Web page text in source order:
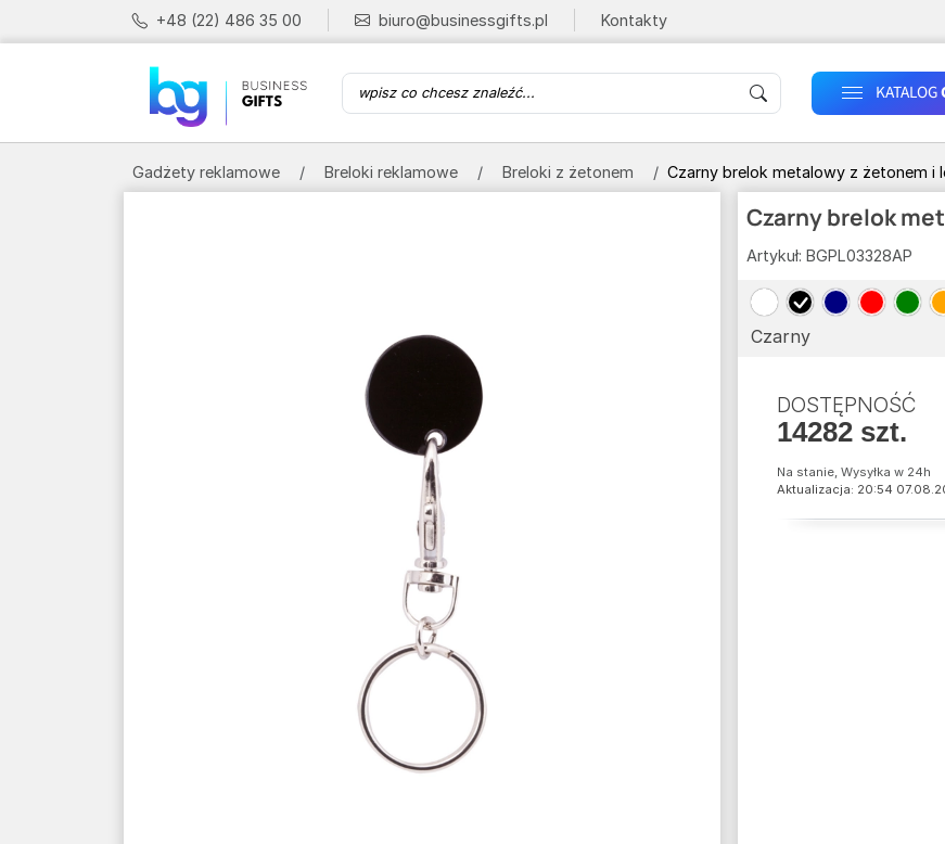
+48 (22) 486 35 00 biuro@businessgifts.pl Kontakty
KATALOG
Gadżety reklamowe Breloki reklamowe Breloki z żetonem Czarny brelok metalowy z żetonem i
Czarny brelok
Artykuł: BGPL03328AP
Czarny
DOSTĘPNOŚĆ
14282 szt.
Na stanie, Wysyłka w 24h
Aktualizacja: 20:54